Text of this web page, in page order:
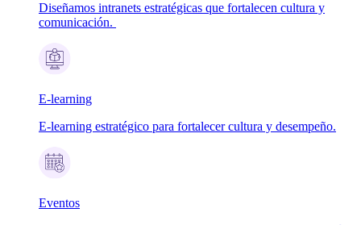
Diseñamos intranets estratégicas que fortalecen cultura y
comunicación.
E-learning
E-learning estratégico para fortalecer cultura y desempeño.
Eventos